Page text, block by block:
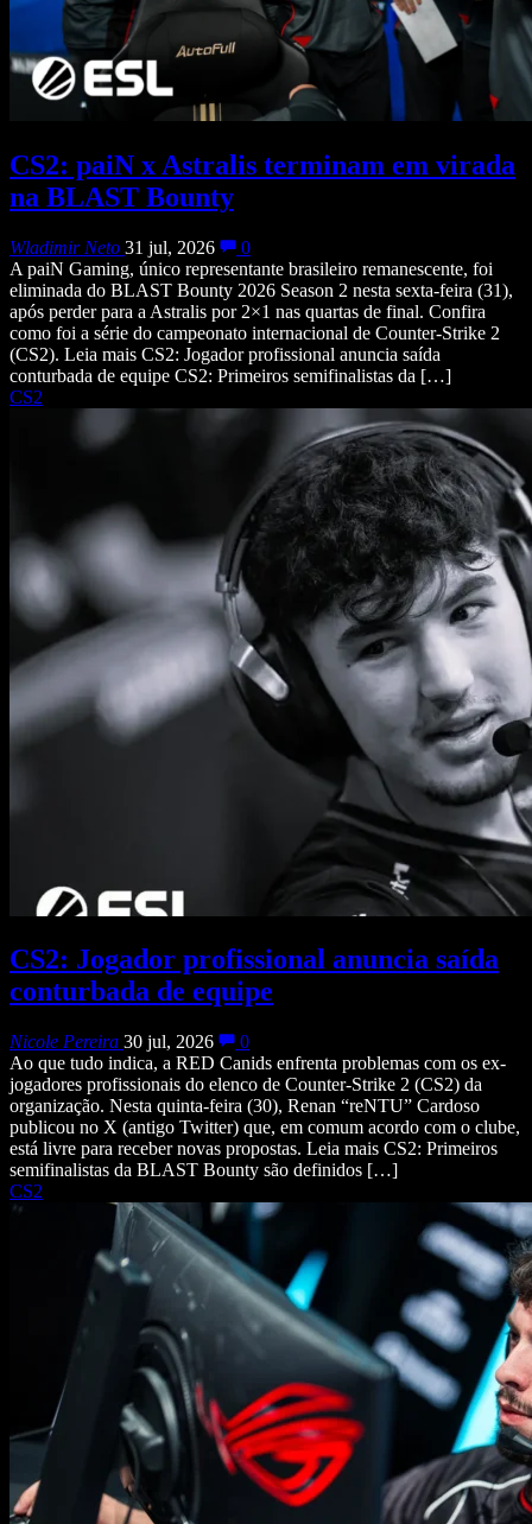
CS2: paiN x Astralis terminam em virada
na BLAST Bounty
Wladimir Neto 31 jul, 2026
0
A paiN Gaming, único representante brasileiro remanescente, foi
eliminada do BLAST Bounty 2026 Season 2 nesta sexta-feira (31),
após perder para a Astralis por 2×1 nas quartas de final. Confira
como foi a série do campeonato internacional de Counter-Strike 2
(CS2). Leia mais CS2: Jogador profissional anuncia saída
conturbada de equipe CS2: Primeiros semifinalistas da […]
CS2
CS2: Jogador profissional anuncia saída
conturbada de equipe
Nicole Pereira 30 jul, 2026
0
Ao que tudo indica, a RED Canids enfrenta problemas com os ex-
jogadores profissionais do elenco de Counter-Strike 2 (CS2) da
organização. Nesta quinta-feira (30), Renan “reNTU” Cardoso
publicou no X (antigo Twitter) que, em comum acordo com o clube,
está livre para receber novas propostas. Leia mais CS2: Primeiros
semifinalistas da BLAST Bounty são definidos […]
CS2